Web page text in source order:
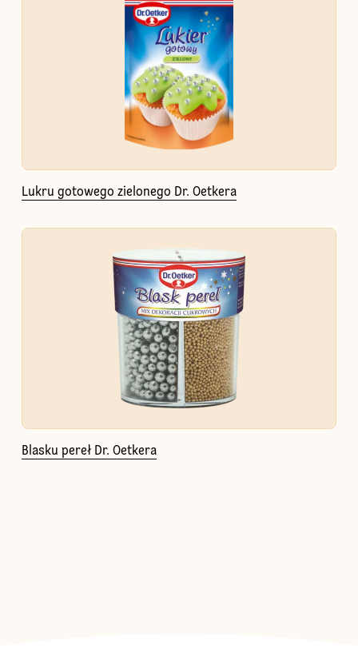
Lukru gotowego zielonego Dr. Oetkera
Blasku pereł Dr. Oetkera